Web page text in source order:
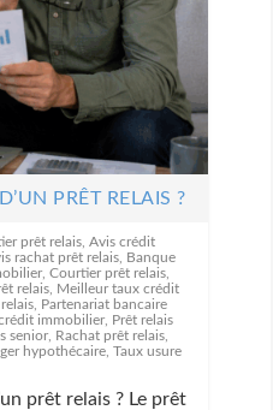
PRÊT RELAIS ?
prêt relais ,Avis crédit
rachat prêt relais Banque
,Courtier prêt relais
relais Meilleur taux crédit
Partenariat bancaire
immobilier Prêt relais
senior Rachat prêt relais
hypothécaire ,Taux usure
prêt relais ? Le prêt